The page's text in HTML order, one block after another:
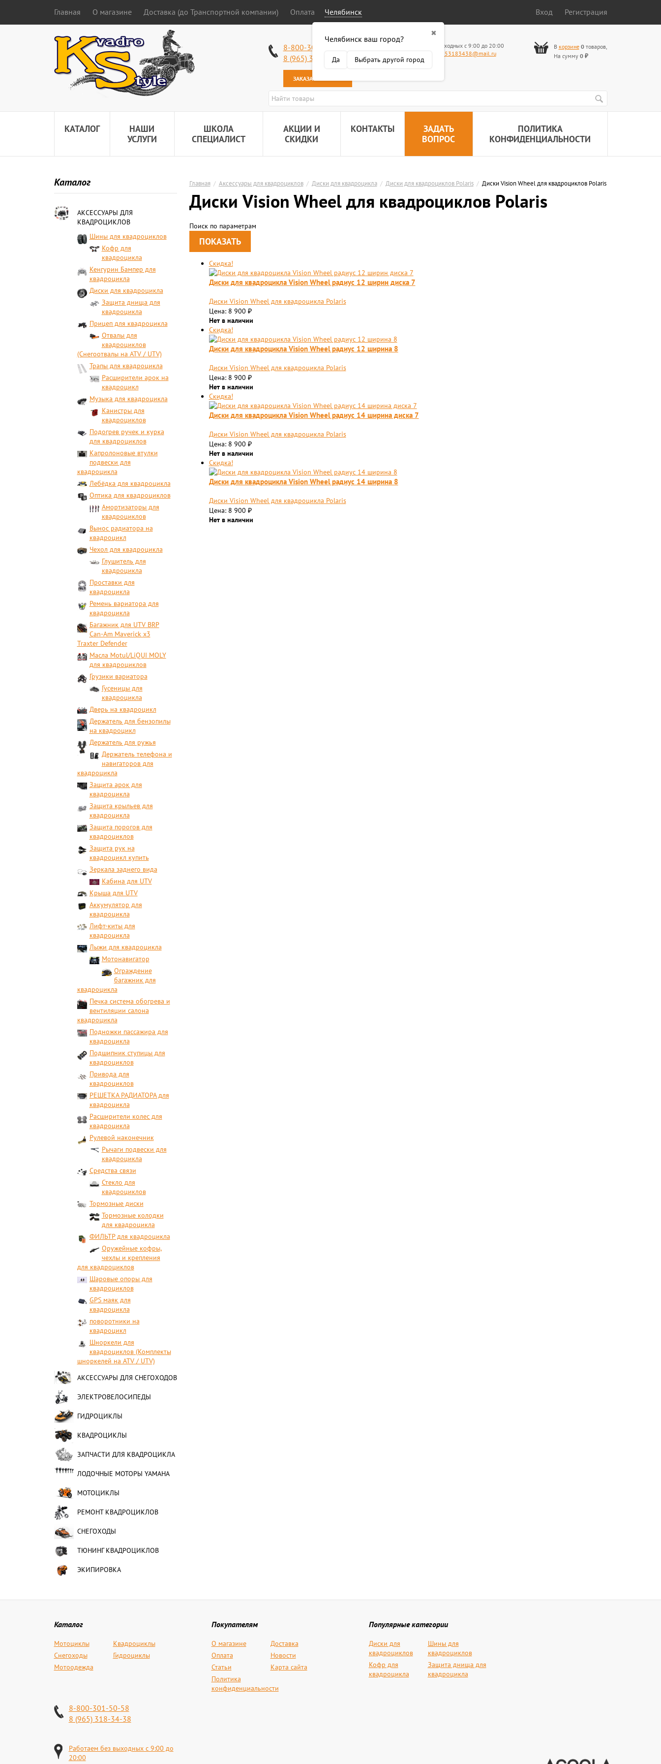
Главная О магазине Доставка (до Транспортной компании) Оплата Челябинск
✖
Челябинск ваш город?
Да Выбрать другой город
Вход Регистрация
8-800-301-50-58
8 (965) 318-34-38
ЗАКАЗАТЬ ЗВОНОК
Работаем без выходных с 9:00 до 20:00
89653183438@mail.ru
В корзине 0товаров,
На сумму 0 ₽
КАТАЛОГ
НАШИ
УСЛУГИ
ШКОЛА
СПЕЦИАЛИСТ
АКЦИИ И
СКИДКИ
КОНТАКТЫ
ЗАДАТЬ
ВОПРОС
ПОЛИТИКА
КОНФИДЕНЦИАЛЬНОСТИ
Каталог
АКСЕССУАРЫ ДЛЯ
КВАДРОЦИКЛОВ
Шины для квадроциклов
Кофр для
квадроцикла
Кенгурин Бампер для
квадроцикла
Диски для квадроцикла
Защита днища для
квадроцикла
Прицеп для квадроцикла
Отвалы для
квадроциклов
(Снегоотвалы на ATV / UTV)
Трапы для квадроцикла
Расширители арок на
квадроцикл
Музыка для квадроцикла
Канистры для
квадроциклов
Подогрев ручек и курка
для квадроциклов
Капролоновые втулки
подвески для
квадроцикла
Лебёдка для квадроцикла
Оптика для квадроциклов
Амортизаторы для
квадроциклов
Вынос радиатора на
квадроцикл
Чехол для квадроцикла
Глушитель для
квадроцикла
Проставки для
квадроцикла
Ремень вариатора для
квадроцикла
Багажник для UTV BRP
Can-Am Maverick x3
Traxter Defender
Масла Motul/LiQUI MOLY
для квадроциклов
Грузики вариатора
Гусеницы для
квадроцикла
Дверь на квадроцикл
Держатель для бензопилы
на квадроцикл
Держатель для ружья
Держатель телефона и
навигаторов для
квадроцикла
Защита арок для
квадроцикла
Защита крыльев для
квадроцикла
Защита порогов для
квадроциклов
Защита рук на
квадроцикл купить
Зеркала заднего вида
Кабина для UTV
Крыша для UTV
Аккумулятор для
квадроцикла
Лифт-киты для
квадроцикла
Лыжи для квадроцикла
Мотонавигатор
Ограждение
багажник для
квадроцикла
Печка система обогрева и
вентиляции салона
квадроцикла
Подножки пассажира для
квадроцикла
Подшипник ступицы для
квадроциклов
Привода для
квадроциклов
РЕШЕТКА РАДИАТОРА для
квадроцикла
Расширители колес для
квадроцикла
Рулевой наконечник
Рычаги подвески для
квадроцикла
Средства связи
Стекло для
квадроциклов
Тормозные диски
Тормозные колодки
для квадроцикла
ФИЛЬТР для квадроцикла
Оружейные кофры,
чехлы и крепления
для квадроциклов
Шаровые опоры для
квадроциклов
GPS маяк для
квадроцикла
поворотники на
квадроцикл
Шноркели для
квадроциклов (Комплекты
шноркелей на ATV / UTV)
АКСЕССУАРЫ ДЛЯ СНЕГОХОДОВ
ЭЛЕКТРОВЕЛОСИПЕДЫ
ГИДРОЦИКЛЫ
КВАДРОЦИКЛЫ
ЗАПЧАСТИ ДЛЯ КВАДРОЦИКЛА
ЛОДОЧНЫЕ МОТОРЫ YAMAHA
МОТОЦИКЛЫ
РЕМОНТ КВАДРОЦИКЛОВ
СНЕГОХОДЫ
ТЮНИНГ КВАДРОЦИКЛОВ
ЭКИПИРОВКА
Главная / Аксессуары для квадроциклов / Диски для квадроцикла / Диски для квадроциклов Polaris / Диски Vision Wheel для квадроциклов Polaris
Диски Vision Wheel для квадроциклов Polaris
Поиск по параметрам
Скидка!
Диски для квадроцикла Vision Wheel радиус 12 ширин диска 7
Диски Vision Wheel для квадроцикла Polaris
Цена: 8 900 ₽
Нет в наличии
Скидка!
Диски для квадроцикла Vision Wheel радиус 12 ширина 8
Диски Vision Wheel для квадроцикла Polaris
Цена: 8 900 ₽
Нет в наличии
Скидка!
Диски для квадроцикла Vision Wheel радиус 14 ширина диска 7
Диски Vision Wheel для квадроцикла Polaris
Цена: 8 900 ₽
Нет в наличии
Скидка!
Диски для квадроцикла Vision Wheel радиус 14 ширина 8
Диски Vision Wheel для квадроцикла Polaris
Цена: 8 900 ₽
Нет в наличии
Каталог
Мотоциклы
Квадроциклы
Снегоходы
Гидроциклы
Мотоодежда
Покупателям
О магазине
Доставка
Оплата
Новости
Статьи
Карта сайта
Политика
конфиденциальности
Популярные категории
Диски для
квадроциклов
Шины для
квадроциклов
Кофр для
квадроцикла
Защита днища для
квадроцикла
8-800-301-50-58
8 (965) 318-34-38
Работаем без выходных с 9:00 до
20:00